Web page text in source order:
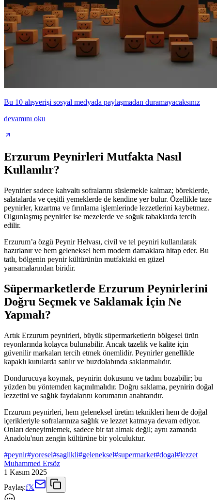
Bu 10 alışverişi sosyal medyada paylaşmadan duramayacaksınız
devamını oku
Erzurum Peynirleri Mutfakta Nasıl
Kullanılır?
Peynirler sadece kahvaltı sofralarını süslemekle kalmaz; böreklerde,
salatalarda ve çeşitli yemeklerde de kendine yer bulur. Özellikle taze
peynirler, kızartma ve fırınlama işlemlerinde lezzetlerini kaybetmez.
Olgunlaşmış peynirler ise mezelerde ve soğuk tabaklarda tercih
edilir.
Erzurum’a özgü Peynir Helvası, civil ve tel peyniri kullanılarak
hazırlanır ve hem geleneksel hem modern damaklara hitap eder. Bu
tatlı, bölgenin peynir kültürünün mutfaktaki en güzel
yansımalarından biridir.
Süpermarketlerde Erzurum Peynirlerini
Doğru Seçmek ve Saklamak İçin Ne
Yapmalı?
Artık Erzurum peynirleri, büyük süpermarketlerin bölgesel ürün
reyonlarında kolayca bulunabilir. Ancak tazelik ve kalite için
güvenilir markaları tercih etmek önemlidir. Peynirler genellikle
kapaklı kutularda satılır ve buzdolabında saklanmalıdır.
Dondurucuya koymak, peynirin dokusunu ve tadını bozabilir; bu
yüzden bu yöntemden kaçınılmalıdır. Doğru saklama, peynirin doğal
lezzetini ve sağlık faydalarını korumanın anahtarıdır.
Erzurum peynirleri, hem geleneksel üretim teknikleri hem de doğal
içerikleriyle sofralarınıza sağlık ve lezzet katmaya devam ediyor.
Onları deneyimlemek, sadece bir tat almak değil; aynı zamanda
Anadolu'nun zengin kültürüne bir yolculuktur.
#peynir#yoresel#saglikli#geleneksel#supermarket#dogal#lezzet
Muhammed Ersöz
1 Kasım 2025
Paylaş:f𝕏